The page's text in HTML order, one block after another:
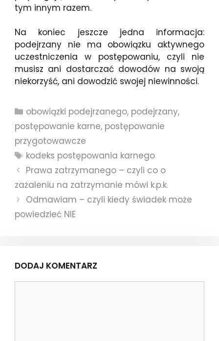
tym innym razem.
Na koniec jeszcze jedna informacja:
podejrzany nie ma obowiązku aktywnego
uczestniczenia w postępowaniu, czyli nie
musisz ani dostarczać dowodów na swoją
niekorzyść, ani dowodzić swojej niewinności.
Kategorie
obowiązki podejrzanego, podejrzany,
postępowanie karne, postępowanie
przygotowawcze
Tagi
kodeks postępowania karnego
Prawa zatrzymanego – czyli co o
zażaleniu na zatrzymanie mówi k.p.k.
Odmawiam – czyli kiedy świadek może
powiedzieć NIE
DODAJ KOMENTARZ